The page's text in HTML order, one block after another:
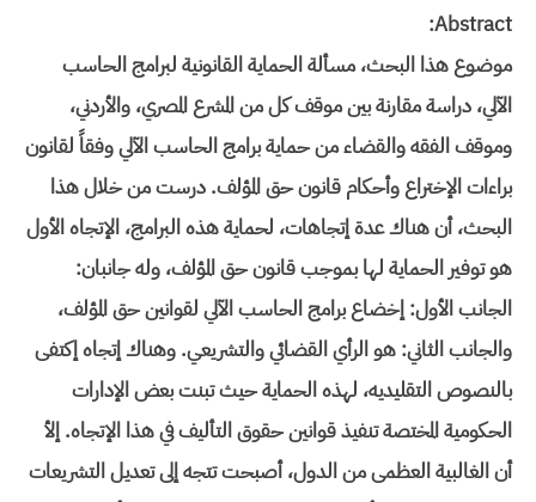
Abstract:
موضوع هذا البحث، مسألة الحماية القانونية لبرامج الحاسب
الآلي، دراسة مقارنة بين موقف كل من المشرع المصري، والأردني،
وموقف الفقه والقضاء من حماية برامج الحاسب الآلي وفقاً لقانون
براءات الإختراع وأحكام قانون حق المؤلف. درست من خلال هذا
البحث، أن هناك عدة إتجاهات، لحماية هذه البرامج، الإتجاه الأول
هو توفير الحماية لها بموجب قانون حق المؤلف، وله جانبان:
الجانب الأول: إخضاع برامج الحاسب الآلي لقوانين حق المؤلف،
والجانب الثاني: هو الرأي القضائي والتشريعي. وهناك إتجاه إكتفى
بالنصوص التقليديه، لهذه الحماية حيث تبنت بعض الإدارات
الحكومية المختصة تنفيذ قوانين حقوق التأليف في هذا الإتجاه. إلأ
أن الغالبية العظمى من الدول، أصبحت تتجه إلى تعديل التشريعات